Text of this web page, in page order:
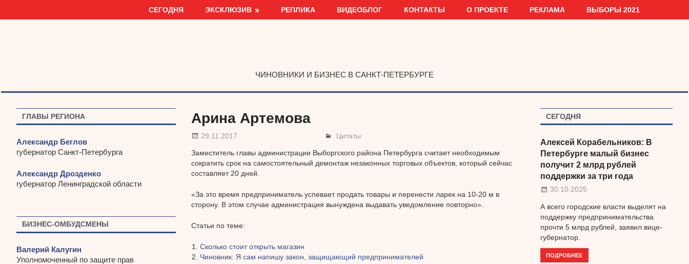
СЕГОДНЯ ЭКСКЛЮЗИВ РЕПЛИКА ВИДЕОБЛОГ КОНТАКТЫ О ПРОЕКТЕ РЕКЛАМА ВЫБОРЫ 2021
ЧИНОВНИКИ И БИЗНЕС В САНКТ-ПЕТЕРБУРГЕ
Арина Артемова
29.11.2017 Цитаты
Заместитель главы администрации Выборгского района Петербурга считает необходимым
сократить срок на самостоятельный демонтаж незаконных торговых объектов, который сейчас
составляет 20 дней.
«За это время предприниматель успевает продать товары и перенести ларек на 10-20 м в
сторону. В этом случае администрация вынуждена выдавать уведомление повторно».
Статьи по теме:
Сколько стоит открыть магазин
Чиновник: Я сам напишу закон, защищающий предпринимателей
ГЛАВЫ РЕГИОНА
Александр Беглов
губернатор Санкт-Петербурга
Александр Дрозденко
губернатор Ленинградской области
БИЗНЕС-ОМБУДСМЕНЫ
Валерий Калугин
Уполномоченный по защите прав
СЕГОДНЯ
Алексей Корабельников: В
Петербурге малый бизнес
получит 2 млрд рублей
поддержки за три года
30.10.2025
А всего городские власти выделят на
поддержку предпринимательства
прочти 5 млрд рублей, заявил вице-
губернатор.
ПОДРОБНЕЕ